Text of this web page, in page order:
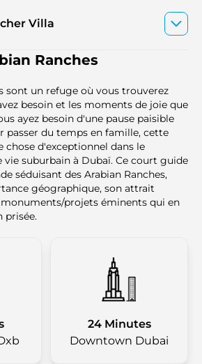
Villa
Ranches
sont un refuge où vous trouverez
besoin et les moments de joie que
ayez besoin d'une pause paisible
passer du temps en famille, cette
chose d'exceptionnel dans le
vie suburbain à Dubaï. Ce court guide
séduisant des Arabian Ranches,
géographique, son attrait
projets éminents qui en
prisée.
24 Minutes
Downtown Dubai